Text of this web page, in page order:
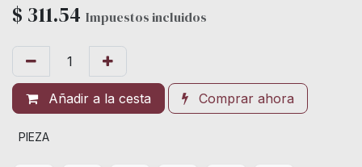
$ 311.54 Impuestos incluidos
Añadir a la cesta Comprar ahora
PIEZA